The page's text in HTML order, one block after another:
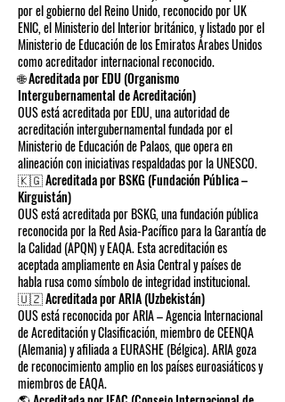
por el gobierno del Reino Unido, reconocido por UK
ENIC, el Ministerio del Interior británico, y listado por el
Ministerio de Educación de los Emiratos Árabes Unidos
como acreditador internacional reconocido.
🌐 Acreditada por EDU (Organismo
Intergubernamental de Acreditación)
OUS está acreditada por EDU, una autoridad de
acreditación intergubernamental fundada por el
Ministerio de Educación de Palaos, que opera en
alineación con iniciativas respaldadas por la UNESCO.
🇰🇬 Acreditada por BSKG (Fundación Pública –
Kirguistán)
OUS está acreditada por BSKG, una fundación pública
reconocida por la Red Asia-Pacífico para la Garantía de
la Calidad (APQN) y EAQA. Esta acreditación es
aceptada ampliamente en Asia Central y países de
habla rusa como símbolo de integridad institucional.
🇺🇿 Acreditada por ARIA (Uzbekistán)
OUS está reconocida por ARIA – Agencia Internacional
de Acreditación y Clasificación, miembro de CEENQA
(Alemania) y afiliada a EURASHE (Bélgica). ARIA goza
de reconocimiento amplio en los países euroasiáticos y
miembros de EAQA.